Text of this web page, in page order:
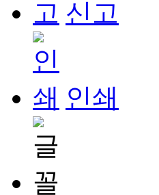
신고
인쇄